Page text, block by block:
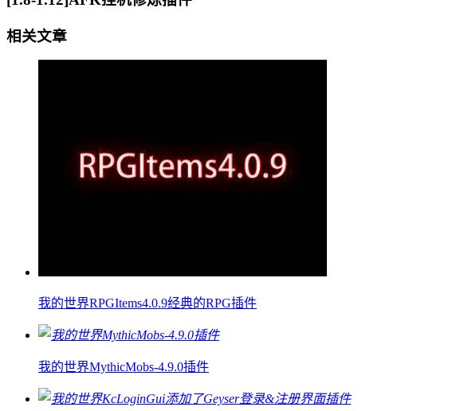
相关文章
我的世界RPGItems4.0.9经典的RPG插件
我的世界MythicMobs-4.9.0插件